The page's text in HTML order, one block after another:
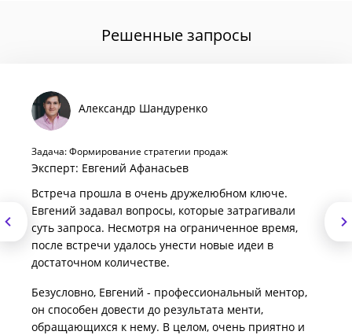
Решенные запросы
Александр Шандуренко
Задача: Формирование стратегии продаж
Эксперт: Евгений Афанасьев
Встреча прошла в очень дружелюбном ключе.
Евгений задавал вопросы, которые затрагивали
суть запроса. Несмотря на ограниченное время,
после встречи удалось унести новые идеи в
достаточном количестве.
Безусловно, Евгений - профессиональный ментор,
он способен довести до результата менти,
обращающихся к нему. В целом, очень приятно и